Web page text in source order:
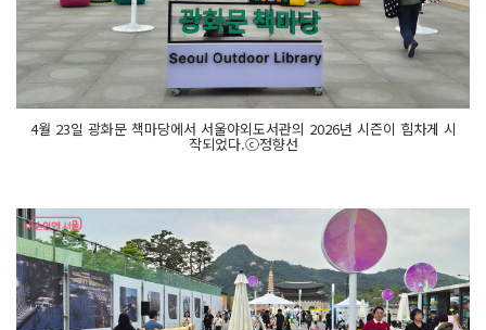
4월 23일 광화문 책마당에서 서울야외도서관의 2026년 시즌이 힘차게 시
작되었다.ⓒ정향선